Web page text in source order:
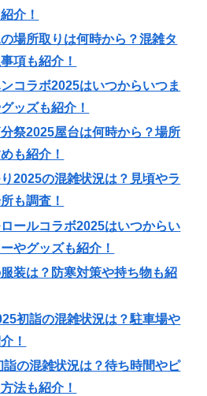
介！
場所取りは何時から？混雑タ
項も紹介！
コラボ2025はいつからいつま
ッズも紹介！
祭2025屋台は何時から？場所
も紹介！
2025の混雑状況は？見頃やラ
も調査！
ールコラボ2025はいつからい
やグッズも紹介！
装は？防寒対策や持ち物も紹
初詣の混雑状況は？駐車場や
！
の混雑状況は？待ち時間やピ
法も紹介！